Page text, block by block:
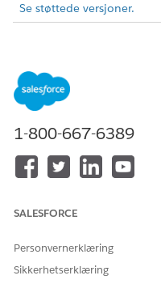
Se støttede versjoner.
For å vise, opprette og
redigere Tableau Next-
maler:
tilpassing av malfiler, kan
utviklerveiledningen.
Velg malen du vil laste
1-800-667-6389
SALESFORCE
Personvernerklæring
Sikkerhetserklæring